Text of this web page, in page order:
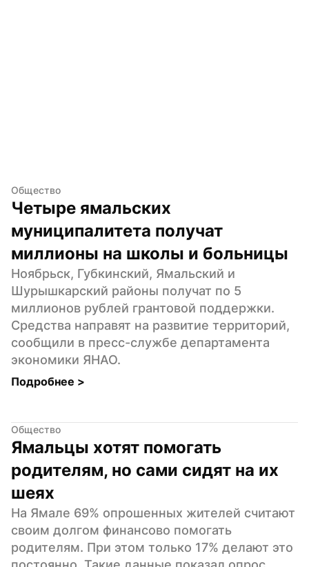
Общество
Четыре ямальских
муниципалитета получат
миллионы на школы и больницы
Ноябрьск, Губкинский, Ямальский и
Шурышкарский районы получат по 5
миллионов рублей грантовой поддержки.
Средства направят на развитие территорий,
сообщили в пресс-службе департамента
экономики ЯНАО.
Подробнее >
Общество
Ямальцы хотят помогать
родителям, но сами сидят на их
шеях
На Ямале 69% опрошенных жителей считают
своим долгом финансово помогать
родителям. При этом только 17% делают это